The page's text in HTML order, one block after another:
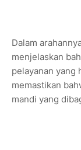
Dalam
menjelaskan
pelayanan yang
memastikan
mandi yang